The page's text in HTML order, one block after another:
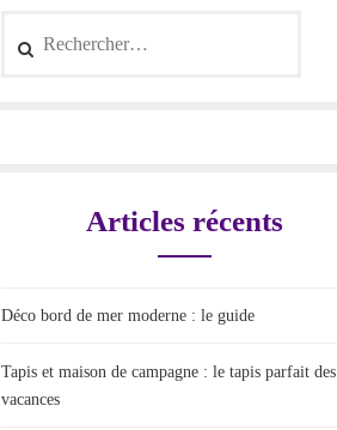
Articles récents
Déco bord de mer moderne : le guide
Tapis et maison de campagne : le tapis parfait des
vacances